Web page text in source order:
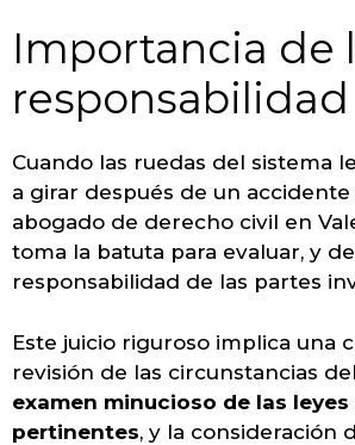
Importancia de
Cuando las ruedas del sistema
a girar después de un
abogado de derecho civil en
toma la batuta para evaluar, y
responsabilidad de las partes
Este juicio riguroso implica una
revisión de las circunstancias
examen minucioso de las
pertinentes, y la consideración